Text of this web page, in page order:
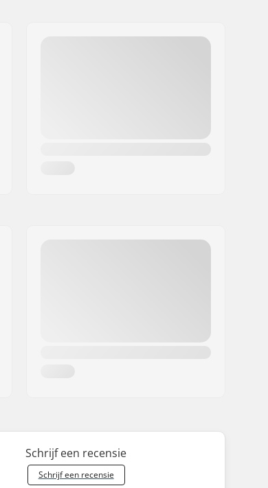
Schrijf een recensie
Schrijf een recensie